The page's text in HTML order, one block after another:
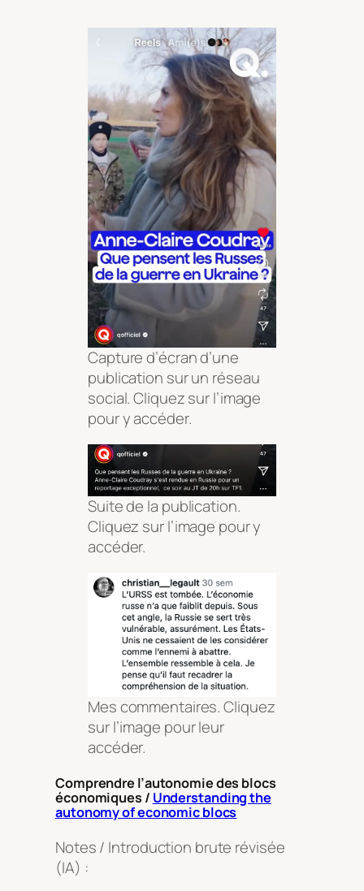
Capture d’écran d’une
publication sur un réseau
social. Cliquez sur l’image
pour y accéder.
Suite de la publication.
Cliquez sur l’image pour y
accéder.
Mes commentaires. Cliquez
sur l’image pour leur
accéder.
Comprendre l’autonomie des blocs
économiques / Understanding the
autonomy of economic blocs
Notes / Introduction brute révisée
(IA) :